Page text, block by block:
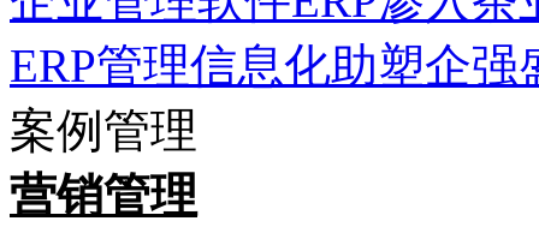
ERP管理信息化助塑企强
案例管理
营销管理